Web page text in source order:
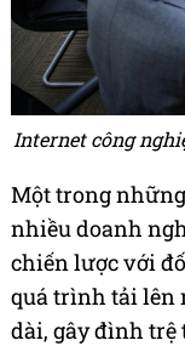
Internet công
Một trong
nhiều doanh
chiến lược với
quá trình tải lên
dài, gây đình